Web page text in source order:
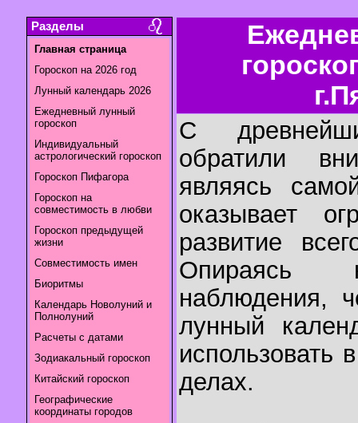
Разделы
Главная страница
Гороскоп на 2026 год
Лунный календарь 2026
Ежедневный лунный
гороскоп
Индивидуальный
астрологический гороскоп
Гороскоп Пифагора
Гороскоп на
совместимость в любви
Гороскоп предыдущей
жизни
Совместимость имен
Биоритмы
Календарь Новолуний и
Полнолуний
Расчеты с датами
Зодиакальный гороскоп
Китайский гороскоп
Географические
координаты городов
С
обратили
являясь
оказывает
развитие
Опираясь
наблюдения,
лунный
использовать
делах.